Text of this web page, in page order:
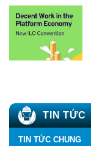
TIN TỨC
TIN TỨC CHUNG